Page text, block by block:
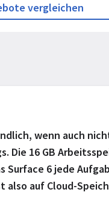
vergleichen
wenn auch
16 GB
Surface 6 jede
auf Cloud-